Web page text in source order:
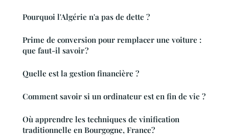
Pourquoi l'Algérie n'a pas de dette ?
Prime de conversion pour remplacer une voiture :
que faut-il savoir ?
Quelle est la gestion financière ?
Comment savoir si un ordinateur est en fin de vie ?
Où apprendre les techniques de vinification
traditionnelle en Bourgogne, France?